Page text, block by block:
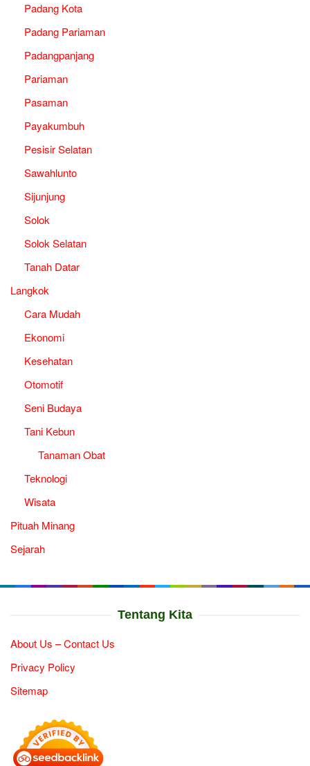
Padang Kota
Padang Pariaman
Padangpanjang
Pariaman
Pasaman
Payakumbuh
Pesisir Selatan
Sawahlunto
Sijunjung
Solok
Solok Selatan
Tanah Datar
Langkok
Cara Mudah
Ekonomi
Kesehatan
Otomotif
Seni Budaya
Tani Kebun
Tanaman Obat
Teknologi
Wisata
Pituah Minang
Sejarah
Tentang Kita
About Us – Contact Us
Privacy Policy
Sitemap